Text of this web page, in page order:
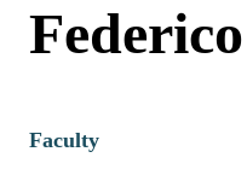
Faculty